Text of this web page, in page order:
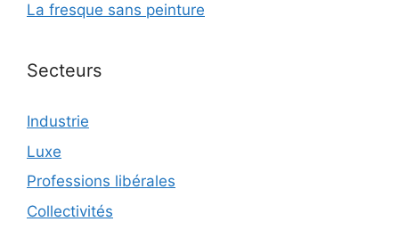
La fresque sans peinture
Secteurs
Industrie
Luxe
Professions libérales
Collectivités